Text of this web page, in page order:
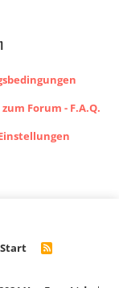
Forum - F.A.Q.
Start
R